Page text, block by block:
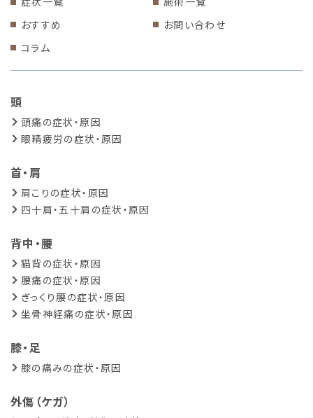
おすすめ
お問い合わせ
コラム
頭
頭痛の症状・原因
眼精疲労の症状・原因
首・肩
肩こりの症状・原因
四十肩・五十肩の症状・原因
背中・腰
猫背の症状・原因
腰痛の症状・原因
ぎっくり腰の症状・原因
坐骨神経痛の症状・原因
膝・足
膝の痛みの症状・原因
外傷（ケガ）